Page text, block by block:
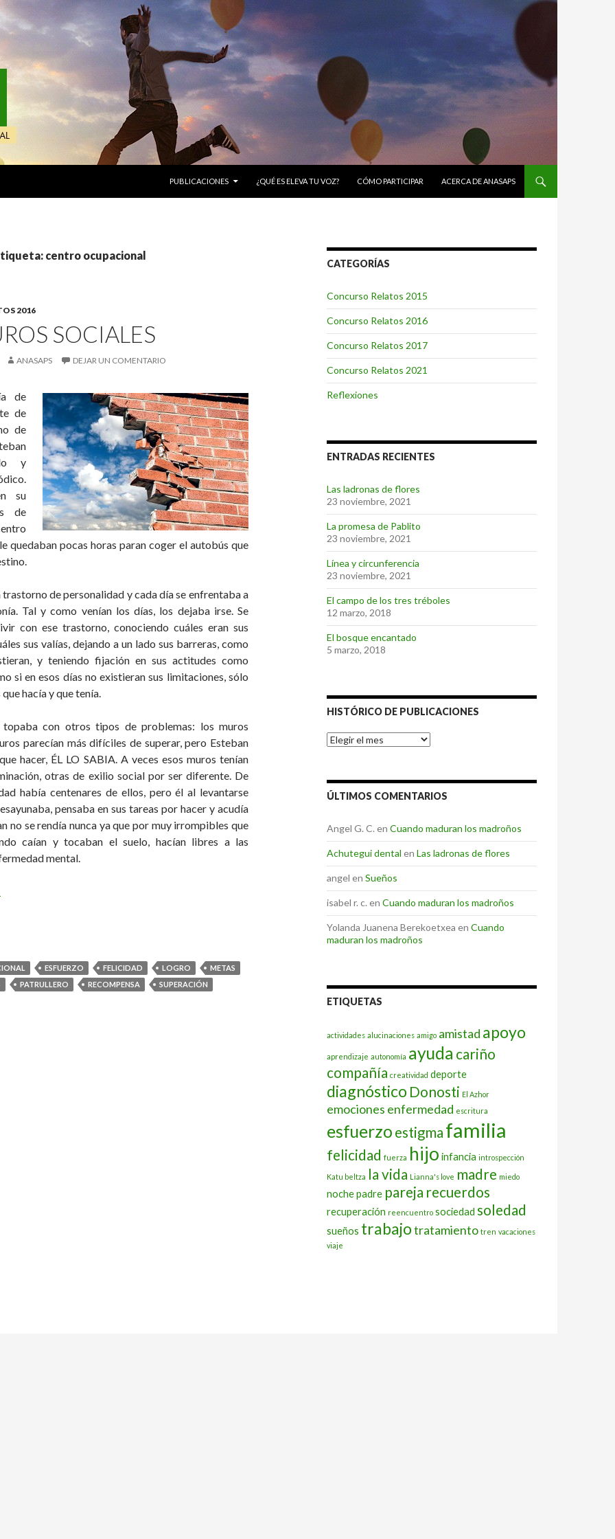
PUBLICACIONES
¿QUÉ ES ELEVA TU VOZ? CÓMO PARTICIPAR ACERCA DE ANASAPS
centro ocupacional
2016
SOCIALES
ANASAPS DEJAR UN COMENTARIO
de
de
de
y
su
de
quedaban pocas horas paran coger el autobús que
trastorno de personalidad y cada día se enfrentaba a
Tal y como venían los días, los dejaba irse. Se
con ese trastorno, conociendo cuáles eran sus
sus valías, dejando a un lado sus barreras, como
y teniendo fijación en sus actitudes como
si en esos días no existieran sus limitaciones, sólo
hacía y que tenía.
con otros tipos de problemas: los muros
parecían más difíciles de superar, pero Esteban
hacer, ÉL LO SABIA. A veces esos muros tenían
otras de exilio social por ser diferente. De
había centenares de ellos, pero él al levantarse
pensaba en sus tareas por hacer y acudía
no se rendía nunca ya que por muy irrompibles que
caían y tocaban el suelo, hacían libres a las
mental.
muros sociales
ESFUERZO FELICIDAD LOGRO
METAS
PATRULLERO RECOMPENSA SUPERACIÓN
CATEGORÍAS
Concurso Relatos 2015
Concurso Relatos 2016
Concurso Relatos 2017
Concurso Relatos 2021
Reflexiones
ENTRADAS RECIENTES
Las ladronas de flores
23 noviembre, 2021
La promesa de Pablito
23 noviembre, 2021
Línea y circunferencia
23 noviembre, 2021
El campo de los tres tréboles
12 marzo, 2018
El bosque encantado
5 marzo, 2018
HISTÓRICO DE PUBLICACIONES
Histórico
de
ÚLTIMOS COMENTARIOS
Angel G. C. en Cuando maduran los madroños
Achutegui dental en Las ladronas de flores
angel en Sueños
isabel r. c. en Cuando maduran los madroños
Yolanda Juanena Berekoetxea en Cuando
maduran los madroños
ETIQUETAS
actividades alucinaciones amigo amistad apoyo
aprendizaje autonomía ayuda cariño
compañía creatividad deporte
diagnóstico Donosti El Azhor
emociones enfermedad escritura
esfuerzo estigma familia
felicidad fuerza hijo infancia introspección
Katu beltza la vida Lianna's love madre miedo
nochepadre pareja recuerdos
recuperación reencuentro sociedad soledad
sueños trabajotratamiento tren vacaciones
viaje